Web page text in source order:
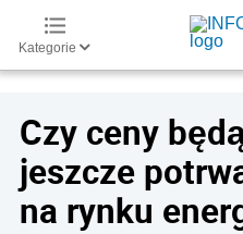
Kategorie
Czy ceny
jeszcze
na rynku